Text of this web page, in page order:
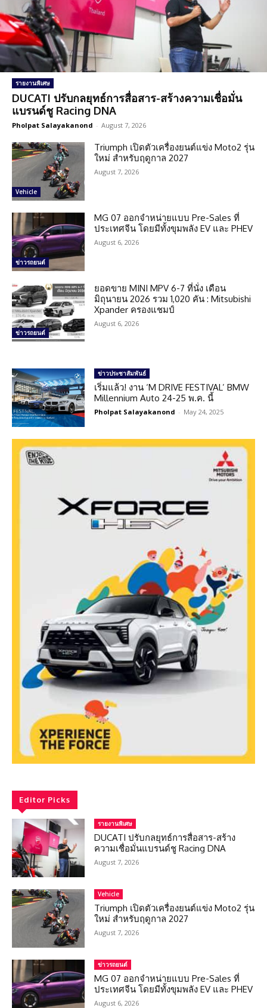
รายงานพิเศษ
DUCATI ปรับกลยุทธ์การสื่อสาร-สร้างความเชื่อมั่น
แบรนด์ชู Racing DNA
Pholpat Salayakanond - August 7, 2026
Vehicle
Triumph เปิดตัวเครื่องยนต์แข่ง Moto2 รุ่น
ใหม่ สำหรับฤดูกาล 2027
August 7, 2026
ข่าวรถยนต์
MG 07 ออกจำหน่ายแบบ Pre-Sales ที่
ประเทศจีน โดยมีทั้งขุมพลัง EV และ PHEV
August 6, 2026
ข่าวรถยนต์
ยอดขาย MINI MPV 6-7 ที่นั่ง เดือน
มิถุนายน 2026 รวม 1,020 คัน : Mitsubishi
Xpander ครองแชมป์
August 6, 2026
ข่าวประชาสัมพันธ์
เริ่มแล้ว! งาน ‘M DRIVE FESTIVAL’ BMW
Millennium Auto 24-25 พ.ค. นี้
Pholpat Salayakanond - May 24, 2025
Editor Picks
รายงานพิเศษ
DUCATI ปรับกลยุทธ์การสื่อสาร-สร้าง
ความเชื่อมั่นแบรนด์ชู Racing DNA
August 7, 2026
Vehicle
Triumph เปิดตัวเครื่องยนต์แข่ง Moto2 รุ่น
ใหม่ สำหรับฤดูกาล 2027
August 7, 2026
ข่าวรถยนต์
MG 07 ออกจำหน่ายแบบ Pre-Sales ที่
ประเทศจีน โดยมีทั้งขุมพลัง EV และ PHEV
August 6, 2026